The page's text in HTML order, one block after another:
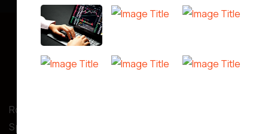
Robert Glanowski,
Spitalgasse 31/4, 1090 Wien,